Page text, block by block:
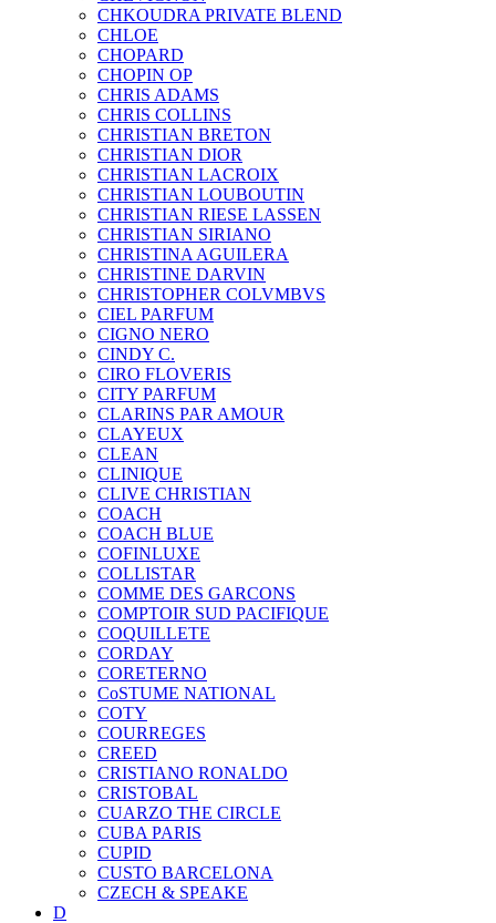
CHKOUDRA PRIVATE BLEND
CHLOE
CHOPARD
CHOPIN OP
CHRIS ADAMS
CHRIS COLLINS
CHRISTIAN BRETON
CHRISTIAN DIOR
CHRISTIAN LACROIX
CHRISTIAN LOUBOUTIN
CHRISTIAN RIESE LASSEN
CHRISTIAN SIRIANO
CHRISTINA AGUILERA
CHRISTINE DARVIN
CHRISTOPHER COLVMBVS
CIEL PARFUM
CIGNO NERO
CINDY C.
CIRO FLOVERIS
CITY PARFUM
CLARINS PAR AMOUR
CLAYEUX
CLEAN
CLINIQUE
CLIVE CHRISTIAN
COACH
COACH BLUE
COFINLUXE
COLLISTAR
COMME DES GARCONS
COMPTOIR SUD PACIFIQUE
COQUILLETE
CORDAY
CORETERNO
CoSTUME NATIONAL
COTY
COURREGES
CREED
CRISTIANO RONALDO
CRISTOBAL
CUARZO THE CIRCLE
CUBA PARIS
CUPID
CUSTO BARCELONA
CZECH & SPEAKE
D